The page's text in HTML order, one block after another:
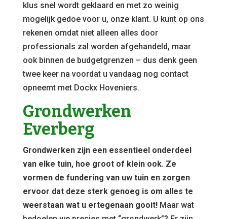
klus snel wordt geklaard en met zo weinig
mogelijk gedoe voor u, onze klant. U kunt op ons
rekenen omdat niet alleen alles door
professionals zal worden afgehandeld, maar
ook binnen de budgetgrenzen – dus denk geen
twee keer na voordat u vandaag nog contact
opneemt met Dockx Hoveniers.
Grondwerken
Everberg
Grondwerken zijn een essentieel onderdeel
van elke tuin, hoe groot of klein ook. Ze
vormen de fundering van uw tuin en zorgen
ervoor dat deze sterk genoeg is om alles te
weerstaan wat u ertegenaan gooit!Maar wat